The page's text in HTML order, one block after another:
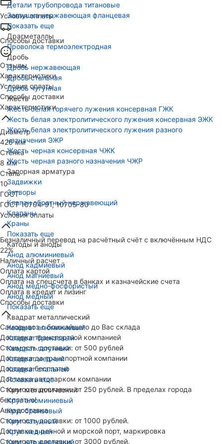
Детали трубопровода титановые
Заглушка нержавеющая фланцевая
Показать еще
Драгметаллы
Проволока термоэлектродная
Дробь
Дробь нержавеющая
Дробь стальная
Дробь чугунная
Жесть
Жесть белая горячего лужения консервная ГЖК
Жесть белая электролитического лужения консервная ЭЖК
Жесть белая электролитического лужения разного
назначения ЭЖР
Жесть черная консервная ЧЖК
Жесть черная разного назначения ЧЖР
Запорная арматура
Задвижки
Затворы
Клапан обратный нержавеющий
Клапаны
Краны
Показать еще
Катоды и аноды
Анод алюминиевый
Анод кадмиевый
Анод магниевый
Анод медно-фосфористый
Анод медный
Показать еще
Квадрат металлический
Квадрат алюминиевый
Квадрат бронзовый
Квадрат латунный
Квадрат медный
Квадрат стальной
Показать еще
Круг металлический
Круг алюминиевый
Круг бронзовый
Круг латунный
Круг медный
Круг нержавеющий
Условия оплаты
Способы доставки
Отзывы
Характеристики
Условия оплаты
Способы доставки
Характеристики
Диаметр
426 мм
Стенка
8 мм
Сталь
10
ГОСТ
ГОСТ 10704-91, 10705-80
Условия оплаты
Безналичный перевод на расчётный счёт с включённым НДС
22%
Наличный расчет
Оплата картой
Оплата на спецсчета в банках и казначейские счета
Оплата в кредит и лизинг
Способы доставки
Самовывоз с ближайшего до Вас склада
Доставка транспортной компанией
Стоимость доставки: от 500 рублей
Доставка до транспортной компании
Доставка бесплатно
Доставка автопарком компании
Стоимость доставки: от 250 рублей. В пределах города
бесплатно!
Авиадоставка
Стоимость доставки: от 1000 рублей.
Доставка в речной и морской порт, маркировка
Стоимость доставки: от 3000 рублей.